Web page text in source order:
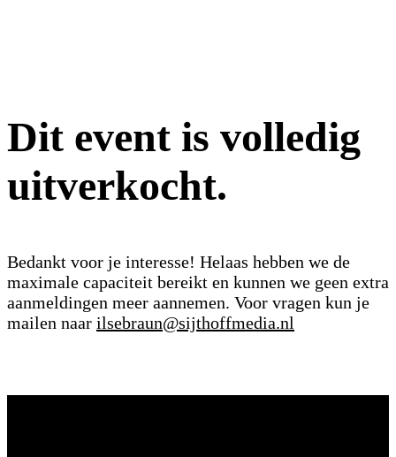
Dit event is volledig
uitverkocht.
Bedankt voor je interesse! Helaas hebben we de
maximale capaciteit bereikt en kunnen we geen extra
aanmeldingen meer aannemen. Voor vragen kun je
mailen naar ilsebraun@sijthoffmedia.nl